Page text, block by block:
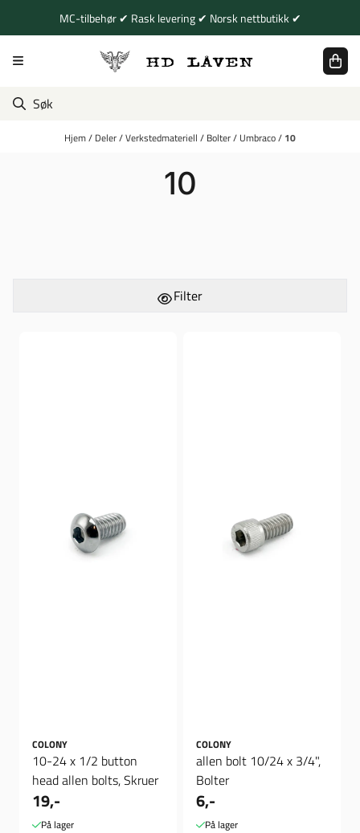
Hopp til innholdMC-tilbehør ✔ Rask levering ✔ Norsk nettbutikk ✔
Hjem/ Deler/Verkstedmateriell / Bolter/ Umbraco/ 10
10
Filter
COLONY
10-24 x 1/2 button
head allen bolts, Skruer
19,-
På lager
COLONY
allen bolt 10/24 x 3/4",
Bolter
6,-
På lager